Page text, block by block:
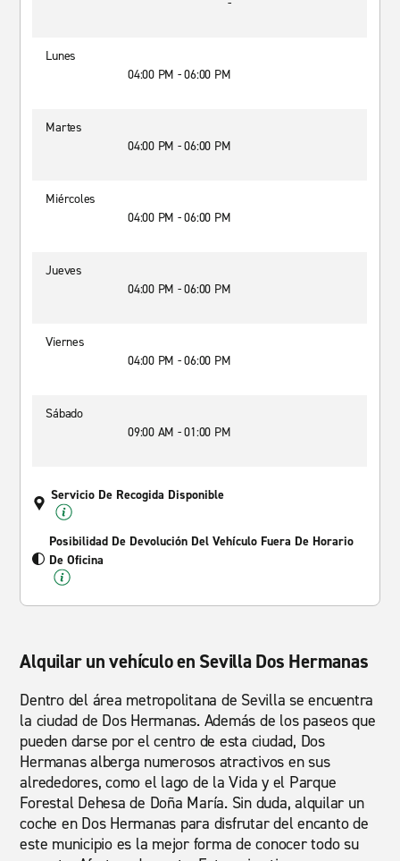
Lunes
04:00 PM - 06:00 PM
Martes
04:00 PM - 06:00 PM
Miércoles
04:00 PM - 06:00 PM
Jueves
04:00 PM - 06:00 PM
Viernes
04:00 PM - 06:00 PM
Sábado
09:00 AM - 01:00 PM
Servicio De Recogida Disponible
Posibilidad De Devolución Del Vehículo Fuera De Horario
De Oficina
Alquilar un vehículo en Sevilla Dos Hermanas
Dentro del área metropolitana de Sevilla se encuentra
la ciudad de Dos Hermanas. Además de los paseos que
pueden darse por el centro de esta ciudad, Dos
Hermanas alberga numerosos atractivos en sus
alrededores, como el lago de la Vida y el Parque
Forestal Dehesa de Doña María. Sin duda, alquilar un
coche en Dos Hermanas para disfrutar del encanto de
este municipio es la mejor forma de conocer todo su